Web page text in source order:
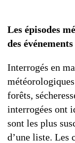
Les épisodes
des
Interrogés en
forêts,
interrogées ont
sont les plus
d’une liste. Les